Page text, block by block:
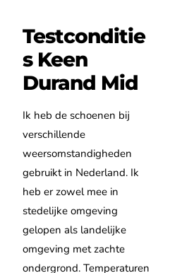
Testconditie
s Keen
Durand Mid
Ik heb de schoenen bij
verschillende
weersomstandigheden
gebruikt in Nederland. Ik
heb er zowel mee in
stedelijke omgeving
gelopen als landelijke
omgeving met zachte
ondergrond. Temperaturen